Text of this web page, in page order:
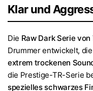
Klar und
Die Raw Dark Serie
Drummer entwickelt,
extrem trockenen
die Prestige-TR-Serie
spezielles schwarzes